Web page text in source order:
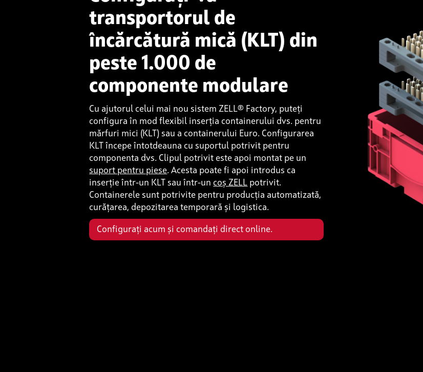
transportorul de
încărcătură mică (KLT) din
peste 1.000 de
componente modulare
Cu ajutorul celui mai nou sistem ZELL® Factory, puteți
configura în mod flexibil inserția containerului dvs. pentru
mărfuri mici (KLT) sau a containerului Euro. Configurarea
KLT începe întotdeauna cu suportul potrivit pentru
componenta dvs. Clipul potrivit este apoi montat pe un
suport pentru piese. Acesta poate fi apoi introdus ca
inserție într-un KLT sau într-un coș ZELL potrivit.
Containerele sunt potrivite pentru producția automatizată,
curățarea, depozitarea temporară și logistica.
Configurați acum și comandați direct online.